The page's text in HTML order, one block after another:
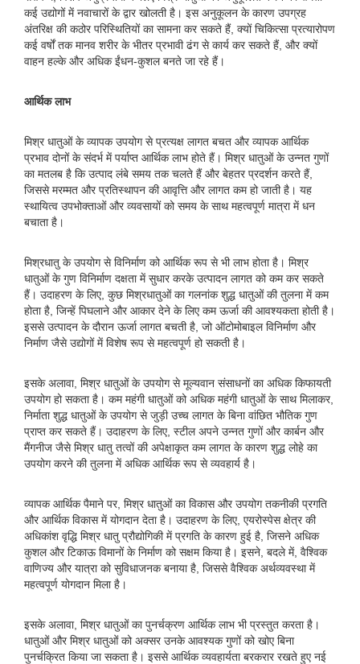
कई उद्योगों में नवाचारों के द्वार खोलती है। इस अनुकूलन के कारण उपग्रह
अंतरिक्ष की कठोर परिस्थितियों का सामना कर सकते हैं, क्यों चिकित्सा प्रत्यारोपण
कई वर्षों तक मानव शरीर के भीतर प्रभावी ढंग से कार्य कर सकते हैं, और क्यों
वाहन हल्के और अधिक ईंधन-कुशल बनते जा रहे हैं।
आर्थिक लाभ
मिश्र धातुओं के व्यापक उपयोग से प्रत्यक्ष लागत बचत और व्यापक आर्थिक
प्रभाव दोनों के संदर्भ में पर्याप्त आर्थिक लाभ होते हैं। मिश्र धातुओं के उन्नत गुणों
का मतलब है कि उत्पाद लंबे समय तक चलते हैं और बेहतर प्रदर्शन करते हैं,
जिससे मरम्मत और प्रतिस्थापन की आवृत्ति और लागत कम हो जाती है। यह
स्थायित्व उपभोक्ताओं और व्यवसायों को समय के साथ महत्वपूर्ण मात्रा में धन
बचाता है।
मिश्रधातु के उपयोग से विनिर्माण को आर्थिक रूप से भी लाभ होता है। मिश्र
धातुओं के गुण विनिर्माण दक्षता में सुधार करके उत्पादन लागत को कम कर सकते
हैं। उदाहरण के लिए, कुछ मिश्रधातुओं का गलनांक शुद्ध धातुओं की तुलना में कम
होता है, जिन्हें पिघलाने और आकार देने के लिए कम ऊर्जा की आवश्यकता होती है।
इससे उत्पादन के दौरान ऊर्जा लागत बचती है, जो ऑटोमोबाइल विनिर्माण और
निर्माण जैसे उद्योगों में विशेष रूप से महत्वपूर्ण हो सकती है।
इसके अलावा, मिश्र धातुओं के उपयोग से मूल्यवान संसाधनों का अधिक किफायती
उपयोग हो सकता है। कम महंगी धातुओं को अधिक महंगी धातुओं के साथ मिलाकर,
निर्माता शुद्ध धातुओं के उपयोग से जुड़ी उच्च लागत के बिना वांछित भौतिक गुण
प्राप्त कर सकते हैं। उदाहरण के लिए, स्टील अपने उन्नत गुणों और कार्बन और
मैंगनीज जैसे मिश्र धातु तत्वों की अपेक्षाकृत कम लागत के कारण शुद्ध लोहे का
उपयोग करने की तुलना में अधिक आर्थिक रूप से व्यवहार्य है।
व्यापक आर्थिक पैमाने पर, मिश्र धातुओं का विकास और उपयोग तकनीकी प्रगति
और आर्थिक विकास में योगदान देता है। उदाहरण के लिए, एयरोस्पेस क्षेत्र की
अधिकांश वृद्धि मिश्र धातु प्रौद्योगिकी में प्रगति के कारण हुई है, जिसने अधिक
कुशल और टिकाऊ विमानों के निर्माण को सक्षम किया है। इसने, बदले में, वैश्विक
वाणिज्य और यात्रा को सुविधाजनक बनाया है, जिससे वैश्विक अर्थव्यवस्था में
महत्वपूर्ण योगदान मिला है।
इसके अलावा, मिश्र धातुओं का पुनर्चक्रण आर्थिक लाभ भी प्रस्तुत करता है।
धातुओं और मिश्र धातुओं को अक्सर उनके आवश्यक गुणों को खोए बिना
पुनर्चक्रित किया जा सकता है। इससे आर्थिक व्यवहार्यता बरकरार रखते हुए नई